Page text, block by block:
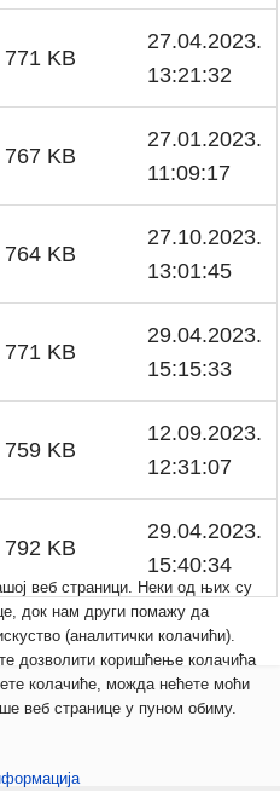
771 KB
27.04.2023.
13:21:32
767 KB
27.01.2023.
11:09:17
764 KB
27.10.2023.
13:01:45
771 KB
29.04.2023.
15:15:33
759 KB
12.09.2023.
12:31:07
792 KB
29.04.2023.
15:40:34
веб страници. Неки од њих су
док нам други помажу да
(аналитички колачићи).
дозволити коришћење колачића
колачиће, можда нећете моћи
веб странице у пуном обиму.